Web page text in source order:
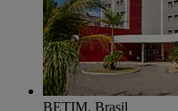
BETIM, Brasil